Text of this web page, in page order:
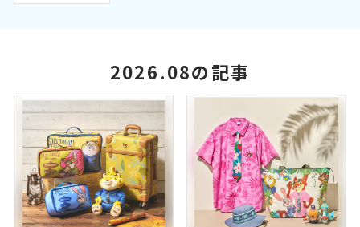
2026.08の記事